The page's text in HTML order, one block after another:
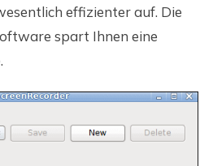
effizienter auf. Die
spart Ihnen eine